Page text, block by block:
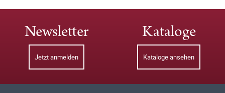
Newsletter
Jetzt anmelden
Kataloge
Kataloge ansehen